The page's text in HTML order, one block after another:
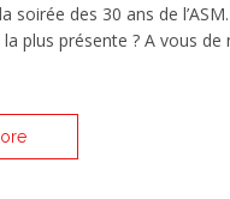
soirée des 30 ans de
plus présente ? A vous de